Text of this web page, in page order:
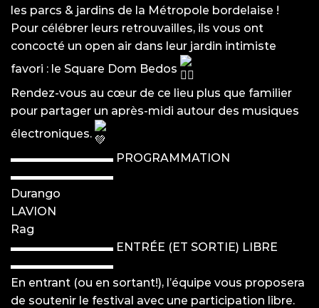
les parcs & jardins de la Métropole bordelaise !
Pour célébrer leurs retrouvailles, ils vous ont
concocté un open air dans leur jardin intimiste
favori : le Square Dom Bedos
Rendez-vous au cœur de ce lieu plus que familier
pour partager un après-midi autour des musiques
électroniques.
▬▬▬▬▬▬▬▬▬ PROGRAMMATION
▬▬▬▬▬▬▬▬▬
Durango
LAVION
Rag
▬▬▬▬▬▬▬▬▬ ENTRÉE (ET SORTIE) LIBRE
▬▬▬▬▬▬▬▬▬
En entrant (ou en sortant!), l’équipe vous proposera
de soutenir le festival avec une participation libre.